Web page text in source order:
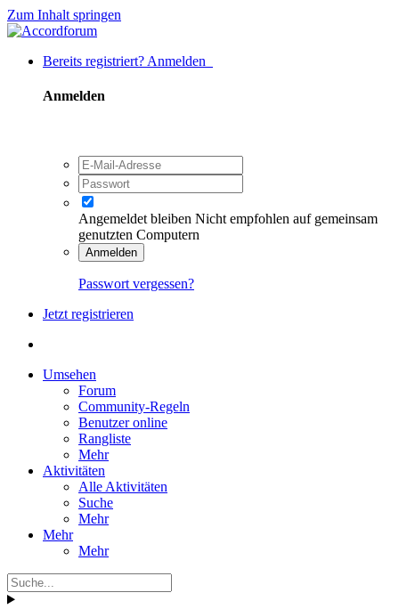
Zum Inhalt springen
Bereits registriert? Anmelden
Anmelden
Angemeldet bleiben Nicht empfohlen auf gemeinsam
genutzten Computern
Anmelden
Passwort vergessen?
Jetzt registrieren
Umsehen
Forum
Community-Regeln
Benutzer online
Rangliste
Mehr
Aktivitäten
Alle Aktivitäten
Suche
Mehr
Mehr
Mehr